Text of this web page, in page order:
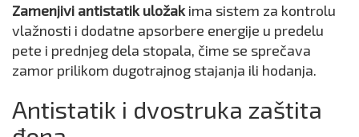
Zamenjivi antistatik uložak ima sistem za kontrolu
vlažnosti i dodatne apsorbere energije u predelu
pete i prednjeg dela stopala, čime se sprečava
zamor prilikom dugotrajnog stajanja ili hodanja.
Antistatik i dvostruka zaštita